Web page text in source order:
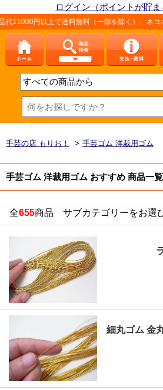
ログイン（ポイントが貯ま
無料（一部を除く）、ネコポス1通250円（厚
手芸の店 もりお！ > 手芸ゴム 洋裁用ゴム
手芸ゴム 洋裁用ゴム おすすめ 商品一覧
全655商品 サブカテゴリーをお選
細丸ゴム 金